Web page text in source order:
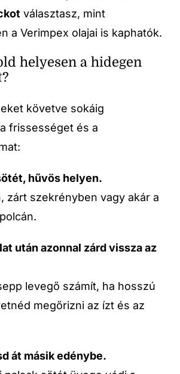
választasz, mint
a Verimpex olajai is kaphatók.
helyesen a hidegen
követve sokáig
frissességet és a
hűvös helyen.
zárt szekrényben vagy akár a
után azonnal zárd vissza az
levegő számít, ha hosszú
megőrizni az ízt és az
át másik edénybe.